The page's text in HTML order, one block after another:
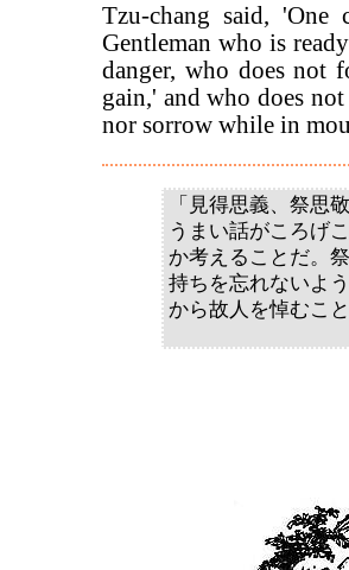
Tzu-chang said, 'One
Gentleman who is
danger, who does not
gain,' and who does
nor sorrow while in
「見得思義、祭思
うまい話がころげ
か考えることだ。
持ちを忘れないよ
から故人を悼むこ